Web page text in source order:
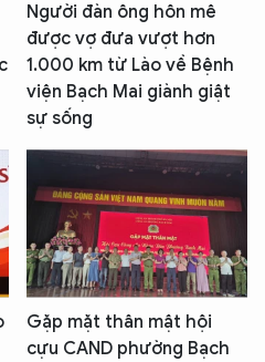
Người đàn ông hôn mê
được vợ đưa vượt hơn
1.000 km từ Lào về Bệnh
viện Bạch Mai giành giật
sự sống
Gặp mặt thân mật hội
cựu CAND phường Bạch